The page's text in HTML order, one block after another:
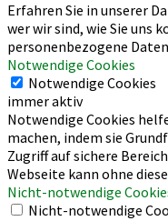
Erfahren Sie in unserer
wer wir sind, wie Sie uns
personenbezogene
Notwendige Cookies
Notwendige Cookies
immer aktiv
Notwendige Cookies
machen, indem sie
Zugriff auf sichere
Webseite kann ohne
Nicht-notwendige
Nicht-notwendige